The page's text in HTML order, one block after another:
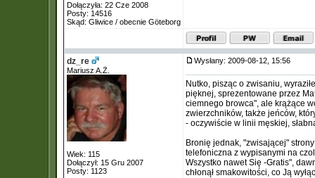
Dołączyła: 22 Cze 2008
Posty: 14516
Skąd: Gliwice / obecnie Göteborg
dz_re
Mariusz A.Ż.
Wiek: 115
Dołączył: 15 Gru 2007
Posty: 1123
Wysłany: 2009-08-12, 15:56
Nutko, pisząc o zwisaniu,
pięknej, sprezentowane przez
ciemnego browca", ale krążące
zwierzchników, także jeńców,
- oczywiście w linii męskiej,
Bronię jednak, "zwisającej"
telefoniczna z wypisanymi na
Wszystko nawet Się -Gratis",
chłonął smakowitości, co Ją